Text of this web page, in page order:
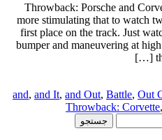
Throwback: Porsche and
more stimulating that to watch
first place on the track. Just
bumper and maneuvering at
and, and It, and Out, Battle, Out
Throwback: Corvette,